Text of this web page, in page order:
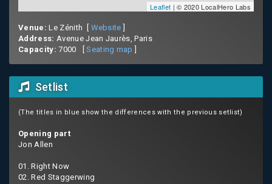
Leaflet | © 2020 LocalHero Labs
Venue: Le Zénith [ Website
Address: Avenue Jean Jaurès, Paris
Capacity: 7000 [Seating map
Setlist
(The titles in blue show the differences with the previous setlist)
Opening part
Jon Allen
01. Right Now
02. Red Staggerwing